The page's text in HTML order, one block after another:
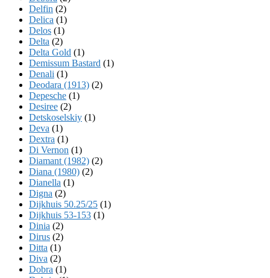
Delfin (2)
Delica (1)
Delos (1)
Delta (2)
Delta Gold (1)
Demissum Bastard (1)
Denali (1)
Deodara (1913) (2)
Depesche (1)
Desiree (2)
Detskoselskiy (1)
Deva (1)
Dextra (1)
Di Vernon (1)
Diamant (1982) (2)
Diana (1980) (2)
Dianella (1)
Digna (2)
Dijkhuis 50.25/25 (1)
Dijkhuis 53-153 (1)
Dinia (2)
Dirus (2)
Ditta (1)
Diva (2)
Dobra (1)